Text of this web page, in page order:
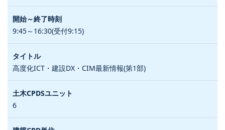
9:45～16:30(受付9:15)
高度化ICT・建設DX・CIM最新情報(第1部)
6